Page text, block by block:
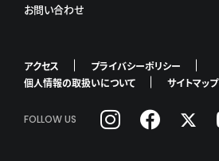
お問い合わせ
アクセス
プライバシーポリシー
個人情報の取扱いについて
サイトマップ
FOLLOW US